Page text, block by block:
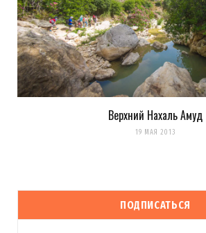
Верхний Нахаль Амуд
19 МАЯ 2013
ПОДПИСАТЬСЯ